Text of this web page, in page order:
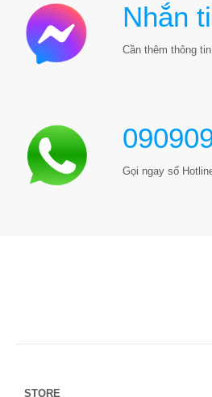
Nhắn
Cần thêm thông
Gọi ngay số
STORE